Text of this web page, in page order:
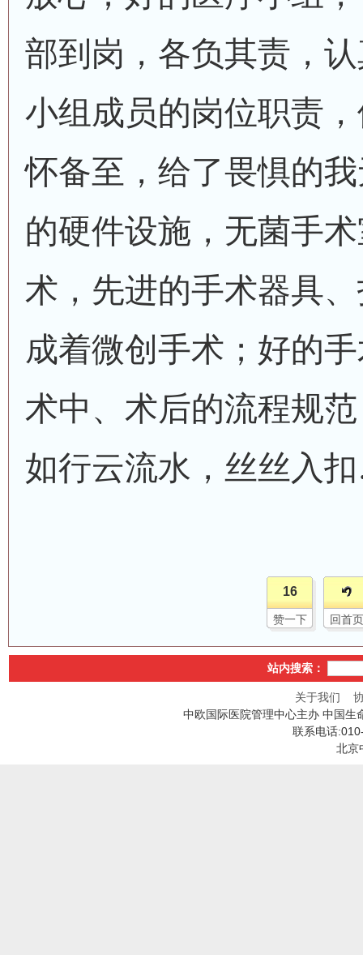
部到岗，各负其责，
小组成员的岗位职责
怀备至，给了畏惧的
的硬件设施，无菌手
术，先进的手术器具
成着微创手术；好的
术中、术后的流程规
如行云流水，丝丝入
16
赞一下 回首页
站内搜索：
关于我们
中欧国际医院管理中心主办 中国生
联系电话
北京